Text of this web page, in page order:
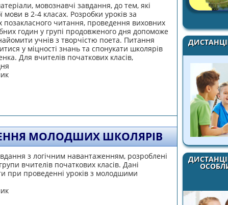
мовознавчі завдання, до тем, які
мови в 2-4 класах. Розробки уроків за
читання, проведення виховних
годин у групі продовженого дня допоможе
учнів з творчістю поета. Питання
у міцності знань та спонукати школярів
Для вчителів початкових класів,
творчості Василя Симоненка в навчально-виховному
МОЛОДШИХ ШКОЛЯРІВ
з логічним навантаженням, розроблені
вчителів початкових класів. Дані
при проведенні уроків з молодшими